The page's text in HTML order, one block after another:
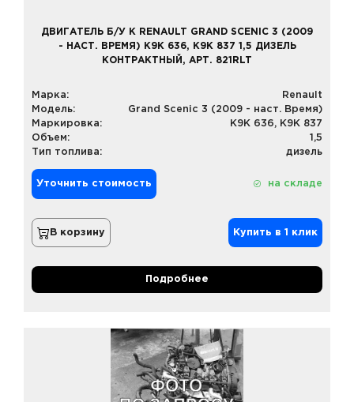
ДВИГАТЕЛЬ Б/У К RENAULT GRAND SCENIC 3 (2009
- НАСТ. ВРЕМЯ) K9K 636, K9K 837 1,5 ДИЗЕЛЬ
КОНТРАКТНЫЙ, АРТ. 821RLT
Марка:
Renault
Модель:
Grand Scenic 3 (2009 - наст. Время)
Маркировка:
K9K 636, K9K 837
Объем:
1,5
Тип топлива:
дизель
Уточнить стоимость на складе
В корзину Купить в 1 клик
Подробнее